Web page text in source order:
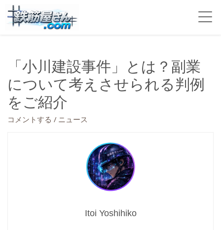
「小川建設事件」とは？副業
について考えさせられる判例
をご紹介
コメントする / ニュース
Itoi Yoshihiko